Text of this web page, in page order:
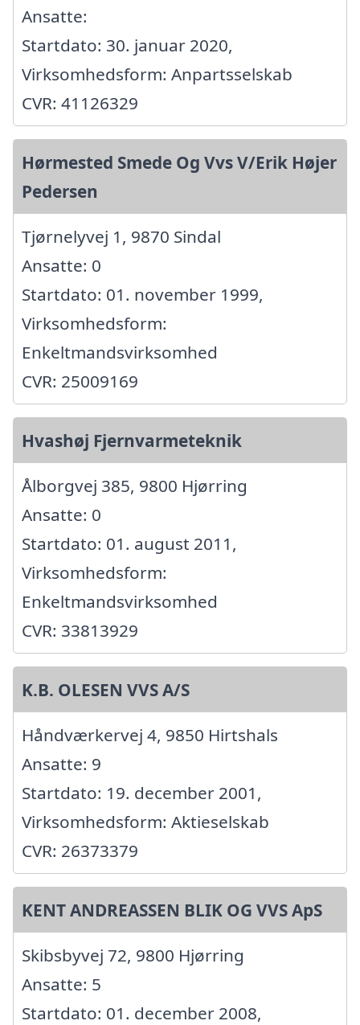
Ansatte:
Startdato: 30. januar 2020,
Virksomhedsform: Anpartsselskab
CVR: 41126329
Hørmested Smede Og Vvs V/Erik Højer
Pedersen
Tjørnelyvej 1, 9870 Sindal
Ansatte: 0
Startdato: 01. november 1999,
Virksomhedsform:
Enkeltmandsvirksomhed
CVR: 25009169
Hvashøj Fjernvarmeteknik
Ålborgvej 385, 9800 Hjørring
Ansatte: 0
Startdato: 01. august 2011,
Virksomhedsform:
Enkeltmandsvirksomhed
CVR: 33813929
K.B. OLESEN VVS A/S
Håndværkervej 4, 9850 Hirtshals
Ansatte: 9
Startdato: 19. december 2001,
Virksomhedsform: Aktieselskab
CVR: 26373379
KENT ANDREASSEN BLIK OG VVS ApS
Skibsbyvej 72, 9800 Hjørring
Ansatte: 5
Startdato: 01. december 2008,